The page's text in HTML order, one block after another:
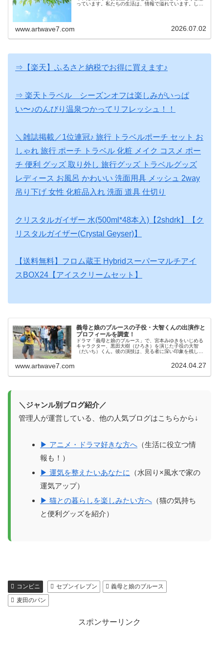
っています。私たちの生活は、情報で溢れています。しか
www.artwave7.com 2026.07.02
⇒【楽天】ふるさと納税でお得に買えます♪
⇒ 楽天トラベル シーズンオフは楽しみがいっぱ
い〜♪のんびり温泉つかってリフレッシュ！！
＼雑誌掲載／1位連冠♪ 旅行 トラベルポーチ セット お
しゃれ 旅行 ポーチ トラベル 化粧 メイク コスメ ポー
チ 便利 グッズ 取り外し 旅行グッズ トラベルグッズ
レディース お風呂 かわいい 洗面用具 メッシュ 2way
吊り下げ 女性 化粧品入れ 洗面 道具 仕切り
クリスタルガイザー 水(500ml*48本入)【2shdrk】【ク
リスタルガイザー(Crystal Geyser)】
【送料無料】フロム蔵王 Hybridスーパーマルチアイ
スBOX24【アイスクリームセット】
義母と娘のブルースの子役・大智くんの出演作と
プロフィールを調査！
ドラマ「義母と娘のブルース」で、宮本みゆきをいじめる
キャラクター、黒田大樹（ひろき）を演じた子役の大智
（だいち）くん。彼の演技は、見る者に深い印象を残して
www.artwave7.com 2024.04.27
＼ジャンル別ブログ紹介／
管理人が運営している、他の人気ブログはこちらから↓
▶ アニメ・ドラマ好きな方へ （生活に役立つ情
報も！）
▶ 運気を整えたいあなたに （水回り×風水で家の
運気アップ）
▶ 猫との暮らしを楽しみたい方へ （猫の気持ち
と便利グッズを紹介）
コンビニ セブンイレブン
義母と娘のブルース
麦田のパン
スポンサーリンク